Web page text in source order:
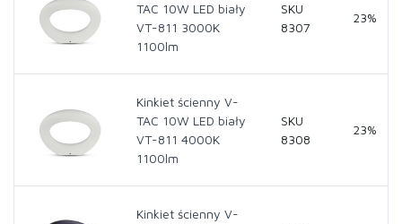
TAC 10W LED biały
VT-811 3000K
1100lm
SKU
8307
23%
Kinkiet ścienny V-
TAC 10W LED biały
VT-811 4000K
1100lm
SKU
8308
23%
Kinkiet ścienny V-